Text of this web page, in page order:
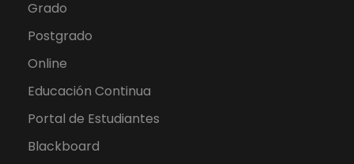
Grado
Postgrado
Online
Educación Continua
Portal de Estudiantes
Blackboard